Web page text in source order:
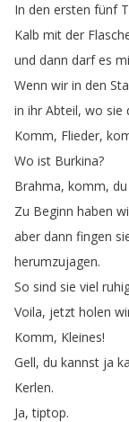
In den ersten fünf
Kalb mit der
und dann darf es
Wenn wir in den
in ihr Abteil, wo sie
Komm, Flieder,
Wo ist Burkina?
Brahma, komm, du
Zu Beginn haben
aber dann fingen
herumzujagen.
So sind sie viel
Voila, jetzt holen
Komm, Kleines!
Gell, du kannst ja
Kerlen.
Ja,tiptop.